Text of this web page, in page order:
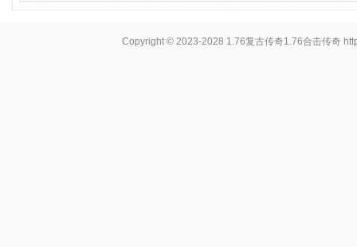
Copyright © 2023-2028 1.76复古传奇1.76合击传奇